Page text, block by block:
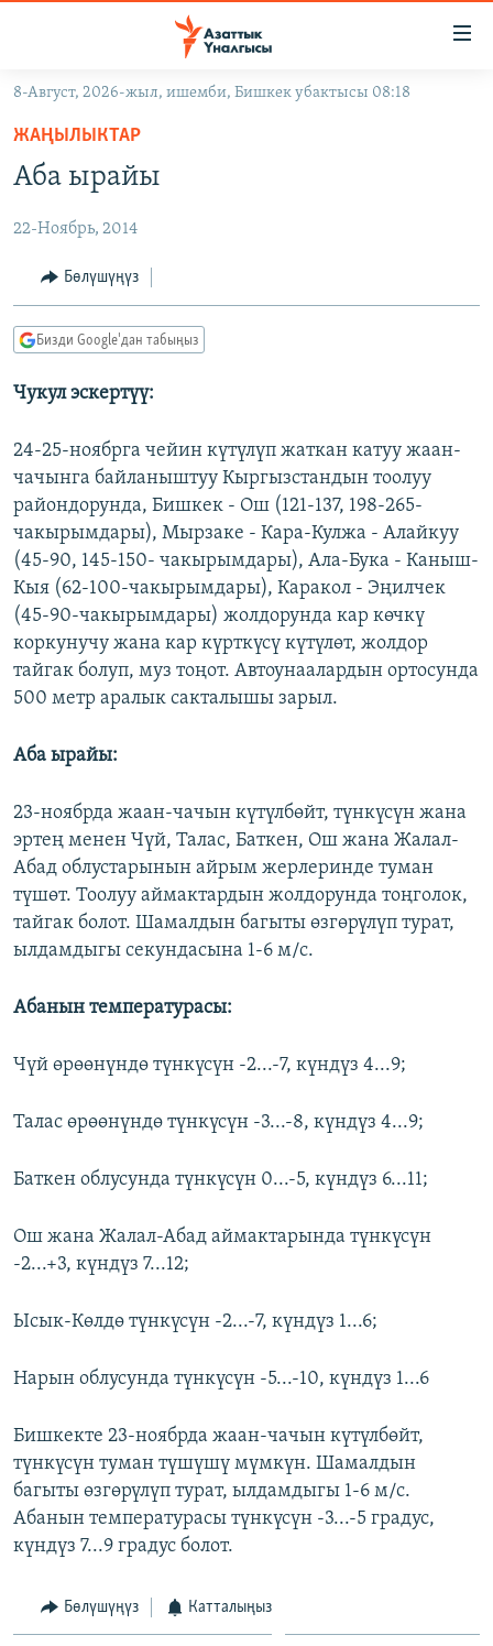
Навигацияга
өтүңүз
Издөөгө
салыңыз
КЫРГЫЗСТАН
КЫРГЫЗСТАН
САЯСАТ
ЭКОНОМИКА
ДҮЙНӨ
БОРБОР АЗИЯ
УКРАИНА
АТАЙЫН ИЛИКТӨӨ
БҮГҮН АЗАТТЫКТА
ЭКСПЕРТТЕР ТАЛДАЙТ
ДАНИСТЕ
ЭЖЕ-СИҢДИЛЕР
АЗАТТЫК+
ЫҢГАЙСЫЗ СУРООЛОР
ПОДКАСТ
ӨЗГӨЧӨ ПИКИР
Русский
ОНЛАЙН ШЕРИНЕ
ЭЕ/АРнун бардык сайттары
8-Август, 2026-жыл, ишемби, Бишкек убактысы 08:18
ЖАҢЫЛЫКТАР
Аба ырайы
22-Ноябрь, 2014
Бөлүшүңүз
Бизди Google'дан табыңыз
Чукул эскертүү:
24-25-ноябрга чейин күтүлүп жаткан катуу жаан-
чачынга байланыштуу Кыргызстандын тоолуу
райондорунда, Бишкек - Ош (121-137, 198-265-
чакырымдары), Мырзаке - Кара-Кулжа - Алайкуу
(45-90, 145-150- чакырымдары), Ала-Бука - Каныш-
Кыя (62-100-чакырымдары), Каракол - Эңилчек
(45-90-чакырымдары) жолдорунда кар көчкү
коркунучу жана кар күрткүсү күтүлөт, жолдор
тайгак болуп, муз тоңот. Автоунаалардын ортосунда
500 метр аралык сакталышы зарыл.
Аба ырайы:
23-ноябрда жаан-чачын күтүлбөйт, түнкүсүн жана
эртең менен Чүй, Талас, Баткен, Ош жана Жалал-
Абад облустарынын айрым жерлеринде туман
түшөт. Тоолуу аймактардын жолдорунда тоңголок,
тайгак болот. Шамалдын багыты өзгөрүлүп турат,
ылдамдыгы секундасына 1-6 м/с.
Абанын температурасы:
Чүй өрөөнүндө түнкүсүн -2...-7, күндүз 4...9;
Талас өрөөнүндө түнкүсүн -3...-8, күндүз 4...9;
Баткен облусунда түнкүсүн 0...-5, күндүз 6...11;
Ош жана Жалал-Абад аймактарында түнкүсүн
-2...+3, күндүз 7...12;
Ысык-Көлдө түнкүсүн -2...-7, күндүз 1...6;
Нарын облусунда түнкүсүн -5...-10, күндүз 1...6
Бишкекте 23-ноябрда жаан-чачын күтүлбөйт,
түнкүсүн туман түшүшү мүмкүн. Шамалдын
багыты өзгөрүлүп турат, ылдамдыгы 1-6 м/с.
Абанын температурасы түнкүсүн -3...-5 градус,
күндүз 7...9 градус болот.
Бөлүшүңүз Катталыңыз